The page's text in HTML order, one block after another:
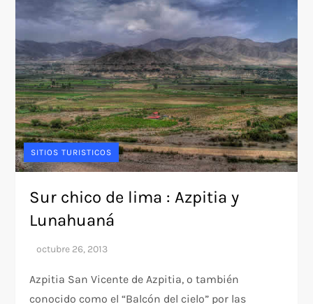
SITIOS TURISTICOS
Sur chico de lima : Azpitia y
Lunahuaná
Azpitia San Vicente de Azpitia, o también
conocido como el “Balcón del cielo” por las